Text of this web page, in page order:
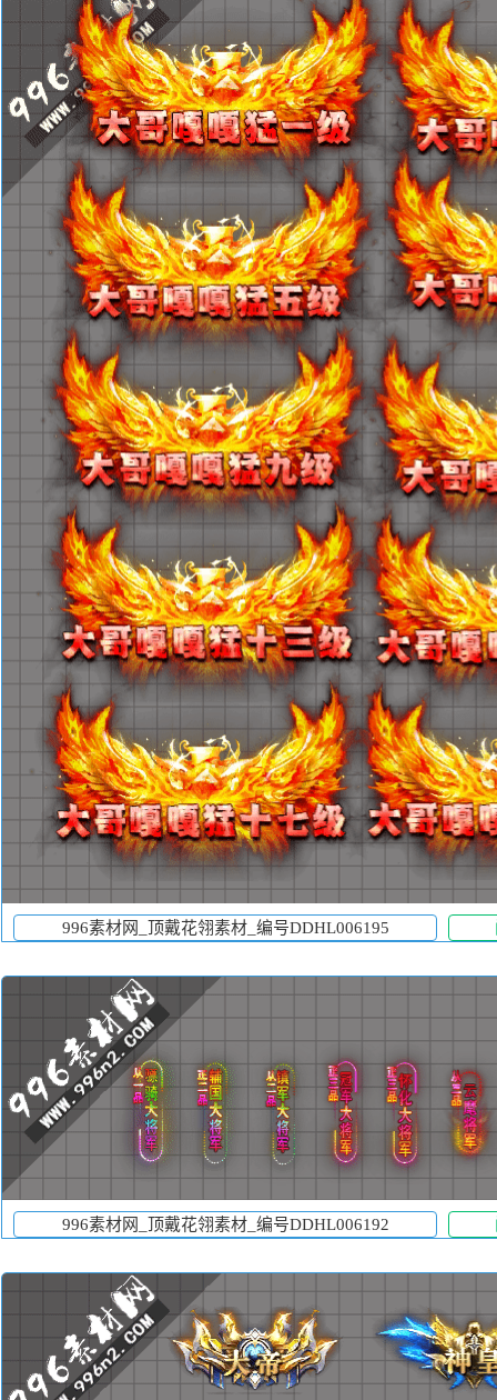
996素材网_顶戴花翎素材_编号DDHL006195
996素材网_顶戴花翎素材_编号DDHL006192